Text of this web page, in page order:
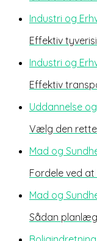
Industri og
Effektiv
Industri og
Effektiv
Uddannelse
Vælg den rette
Mad og
Fordele ved
Mad og
Sådan